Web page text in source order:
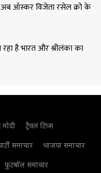
अब ऑस्कर विजेता रसेल क्रो के
है भारत और श्रीलंका का
मोदी
ट्रैवल टिप्स
समाचार
भाजपा समाचार
फुटबॉल समाचार